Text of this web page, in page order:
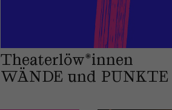
Theaterlöw*innen
WÄNDE und PUNKTE